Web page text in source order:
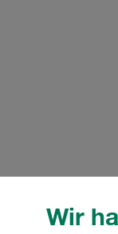
Wir